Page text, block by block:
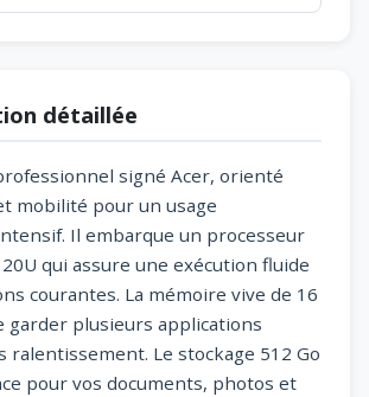
détaillée
signé Acer, orienté
mobilité pour un usage
Il embarque un processeur
qui assure une exécution fluide
courantes. La mémoire vive de 16
garder plusieurs applications
ralentissement. Le stockage 512 Go
pour vos documents, photos et